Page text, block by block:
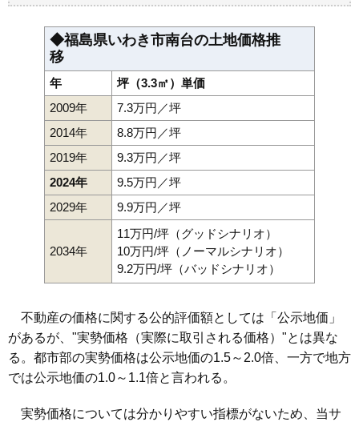
◆福島県いわき市南台の土地価格推
移
年
坪（3.3㎡）単価
2009年
7.3万円／坪
2014年
8.8万円／坪
2019年
9.3万円／坪
2024年
9.5万円／坪
2029年
9.9万円／坪
2034年
11万円/坪（グッドシナリオ）
10万円/坪（ノーマルシナリオ）
9.2万円/坪（バッドシナリオ）
不動産の価格に関する公的評価額としては「公示地価」
があるが、"実勢価格（実際に取引される価格）"とは異な
る。都市部の実勢価格は公示地価の1.5～2.0倍、一方で地方
では公示地価の1.0～1.1倍と言われる。
実勢価格については分かりやすい指標がないため、当サ